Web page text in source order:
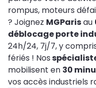
rompus, moteurs
? Joignez MGParisau
déblocage porte
24h/24, 7j/7, y
fériés ! Nos
mobilisent en 30
vos accès industriels